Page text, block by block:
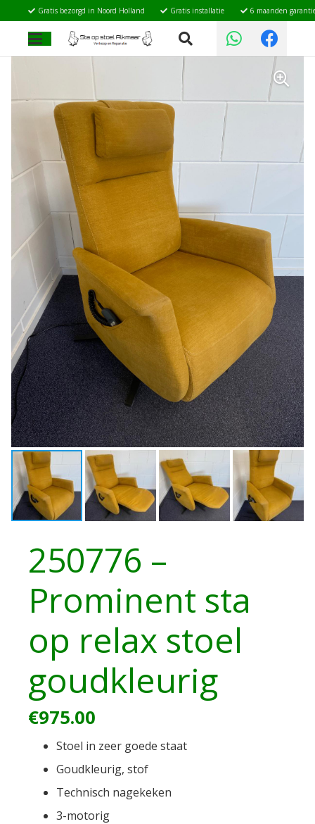
Gratis bezorgd in Noord Holland Gratis installatie 6 maanden
250776 –
Prominent sta
op relax stoel
goudkleurig
€975.00
Stoel in zeer goede staat
Goudkleurig, stof
Technisch nagekeken
3-motorig